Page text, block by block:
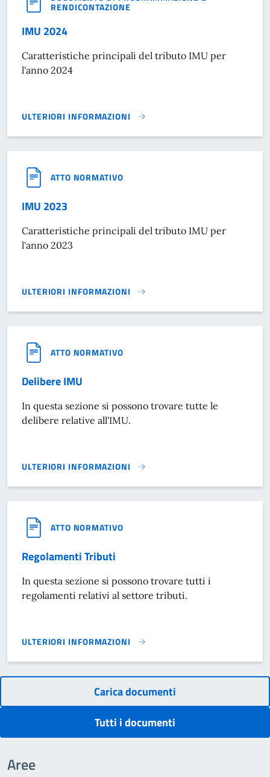
RENDICONTAZIONE
IMU 2024
Caratteristiche principali del tributo IMU per
l'anno 2024
ULTERIORI INFORMAZIONI
IMU 2024}
ATTO NORMATIVO
IMU 2023
Caratteristiche principali del tributo IMU per
l'anno 2023
ULTERIORI INFORMAZIONI
IMU 2023}
ATTO NORMATIVO
Delibere IMU
In questa sezione si possono trovare tutte le
delibere relative all'IMU.
ULTERIORI INFORMAZIONI
DELIBERE IMU}
ATTO NORMATIVO
Regolamenti Tributi
In questa sezione si possono trovare tutti i
regolamenti relativi al settore tributi.
ULTERIORI INFORMAZIONI
REGOLAMENTI TRIBUTI}
Carica documenti
Tutti i documenti
Aree